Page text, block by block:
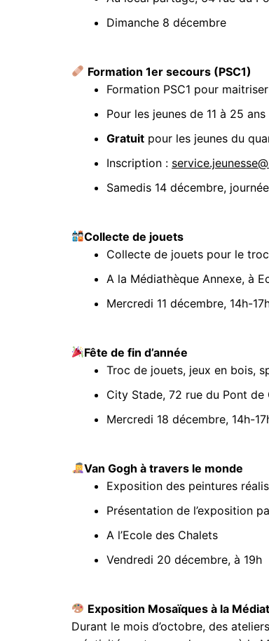
Dimanche 8 décembre
Formation 1er secours (PSC1)
Formation PSC1 pour
Pour les jeunes de 11 à 25 ans
Gratuit pour les jeunes du
Inscription :
Samedis 14 décembre,
Collecte de jouets
Collecte de jouets pour le
A la Médiathèque Annexe, à
Mercredi 11 décembre, 14h-
Fête de fin d’année
Troc de jouets, jeux en bois,
City Stade, 72 rue du Pont de
Mercredi 18 décembre, 14h-
Van Gogh à travers le monde
Exposition des peintures
Présentation de l’exposition
A l’Ecole des Chalets
Vendredi 20 décembre, à 19h
Exposition Mosaïques à la
Durant le mois d’octobre, des